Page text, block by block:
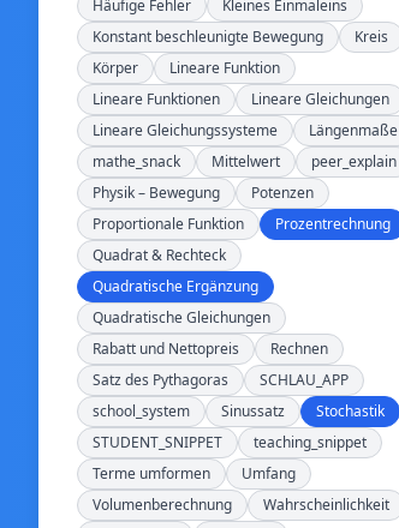
Häufige Fehler
Kleines Einmaleins
Konstant beschleunigte Bewegung
Kreis
Körper
Lineare Funktion
Lineare Funktionen
Lineare Gleichungen
Lineare Gleichungssysteme
Längenmaße
mathe_snack
Mittelwert
peer_explain
Physik – Bewegung
Potenzen
Proportionale Funktion
Prozentrechnung
Quadrat & Rechteck
Quadratische Ergänzung
Quadratische Gleichungen
Rabatt und Nettopreis
Rechnen
Satz des Pythagoras
SCHLAU_APP
school_system
Sinussatz
Stochastik
STUDENT_SNIPPET
teaching_snippet
Terme umformen
Umfang
Volumenberechnung
Wahrscheinlichkeit